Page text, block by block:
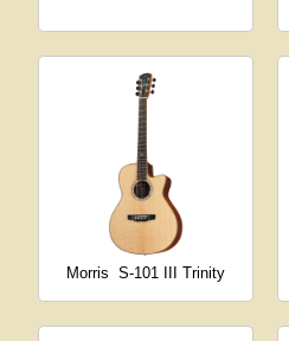
Morris S-101 III Trinity